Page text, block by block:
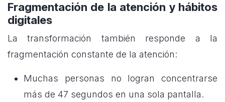
Fragmentación de la atención y hábitos
digitales
La transformación también responde a la
fragmentación constante de la atención:
Muchas personas no logran concentrarse
más de 47 segundos en una sola pantalla.